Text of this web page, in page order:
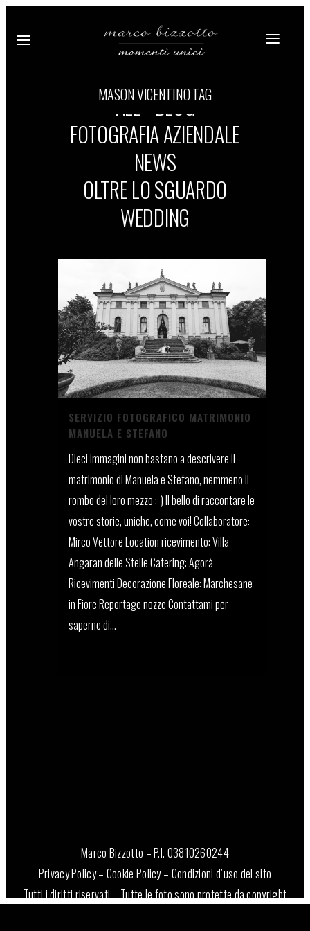
MASON VICENTINO TAG
ALL BLOG
FOTOGRAFIA AZIENDALE
NEWS
OLTRE LO SGUARDO
WEDDING
SERVIZIO FOTOGRAFICO MATRIMONIO
MANUELA E STEFANO
Dieci immagini non bastano a descrivere il
matrimonio di Manuela e Stefano, nemmeno il
rombo del loro mezzo :-) Il bello di raccontare le
vostre storie, uniche, come voi! Collaboratore:
Mirco Vettore Location ricevimento: Villa
Angaran delle Stelle Catering: Agorà
Ricevimenti Decorazione Floreale: Marchesane
in Fiore Reportage nozze Contattami per
saperne di...
Marco Bizzotto – P.I. 03810260244
Privacy Policy– Cookie Policy– Condizioni d’uso del sito
Tutti i diritti riservati – Tutte le foto sono protette da copyright